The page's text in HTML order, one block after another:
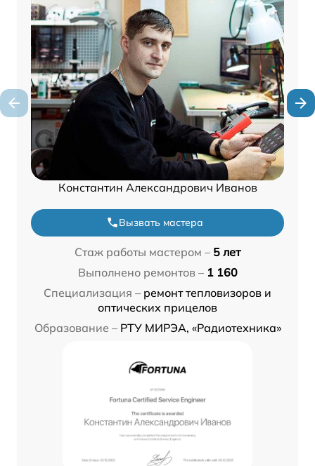
Константин Александрович Иванов
Вызвать мастера
Стаж работы мастером – 5 лет
Выполнено ремонтов – 1 160
Специализация – ремонт тепловизоров и
оптических прицелов
Образование – РТУ МИРЭА, «Радиотехника»